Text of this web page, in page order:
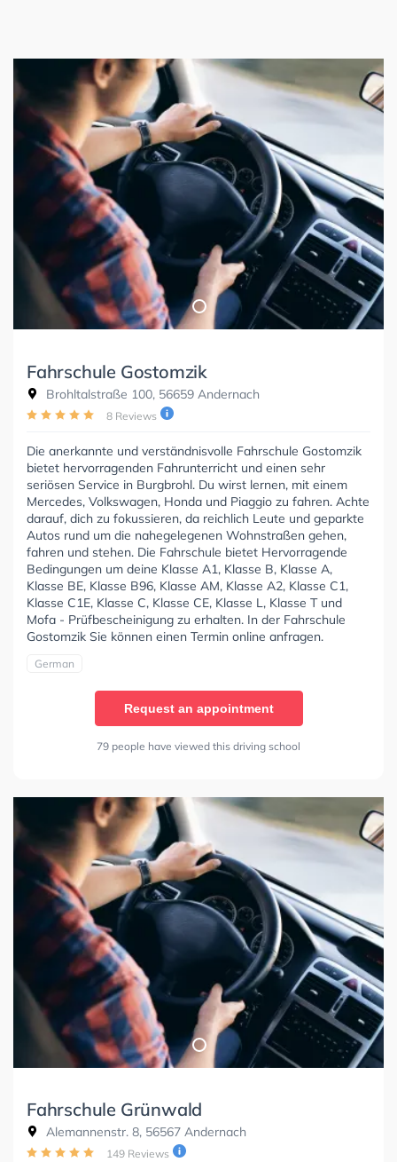
Fahrschule Gostomzik
Brohltalstraße 100, 56659 Andernach
8 Reviews
Die anerkannte und verständnisvolle Fahrschule Gostomzik
bietet hervorragenden Fahrunterricht und einen sehr
seriösen Service in Burgbrohl. Du wirst lernen, mit einem
Mercedes, Volkswagen, Honda und Piaggio zu fahren. Achte
darauf, dich zu fokussieren, da reichlich Leute und geparkte
Autos rund um die nahegelegenen Wohnstraßen gehen,
fahren und stehen. Die Fahrschule bietet Hervorragende
Bedingungen um deine Klasse A1, Klasse B, Klasse A,
Klasse BE, Klasse B96, Klasse AM, Klasse A2, Klasse C1,
Klasse C1E, Klasse C, Klasse CE, Klasse L, Klasse T und
Mofa - Prüfbescheinigung zu erhalten. In der Fahrschule
Gostomzik Sie können einen Termin online anfragen.
German
Request an appointment
79 people have viewed this driving school
Fahrschule Grünwald
Alemannenstr. 8, 56567 Andernach
149 Reviews